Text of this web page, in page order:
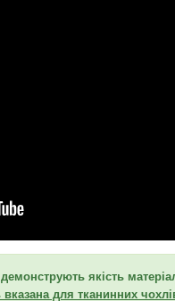
якість
вказана для тканинних